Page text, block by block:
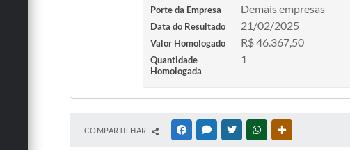
Porte da Empresa Demais empresas
Data do Resultado 21/02/2025
Valor Homologado R$ 46.367,50
Quantidade
Homologada
1
COMPARTILHAR FACEBOOKMESSENGER
TWITTERWHATSAPP